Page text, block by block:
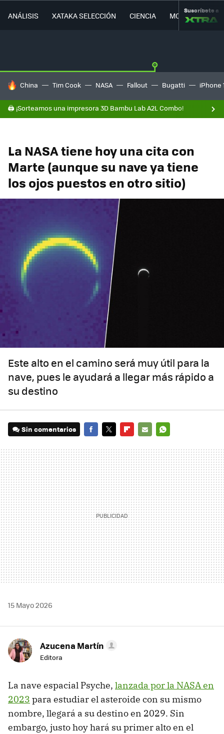
ANÁLISIS XATAKA SELECCIÓN CIENCIA MOVILIDAD
Suscríbete a
HOY SE HABLA DE
China Tim Cook NASA Fallout Bugatti iPhone
🖨️ ¡Sorteamos una impresora 3D Bambu Lab A2L Combo!
La NASA tiene hoy una cita con
Marte (aunque su nave ya tiene
los ojos puestos en otro sitio)
Este alto en el camino será muy útil para la
nave, pues le ayudará a llegar más rápido a
su destino
Sin comentarios
MAIL
15 Mayo 2026
Azucena Martín
Editora
La nave espacial Psyche, lanzada por la NASA en
2023 para estudiar el asteroide con su mismo
nombre, llegará a su destino en 2029. Sin
embargo, justo hoy hará su primer alto en el